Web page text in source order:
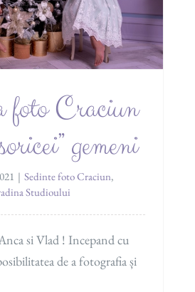
foto Craciun
gemeni
| Sedinte foto Craciun,
Studioului
si Vlad ! Incepand cu
de a fotografia și